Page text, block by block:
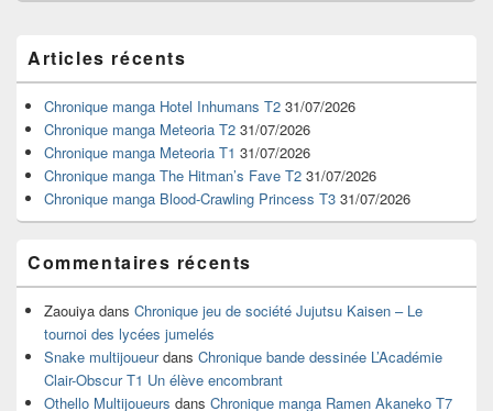
principale
de
widget
pour
barre
latérale
Articles récents
Chronique manga Hotel Inhumans T2 31/07/2026
Chronique manga Meteoria T2 31/07/2026
Chronique manga Meteoria T1 31/07/2026
Chronique manga The Hitman’s Fave T2 31/07/2026
Chronique manga Blood-Crawling Princess T3 31/07/2026
Commentaires récents
Zaouiya dans Chronique jeu de société Jujutsu Kaisen – Le
tournoi des lycées jumelés
Snake multijoueurdans Chronique bande dessinée L’Académie
Clair-Obscur T1 Un élève encombrant
Othello Multijoueurs dans Chronique manga Ramen Akaneko T7